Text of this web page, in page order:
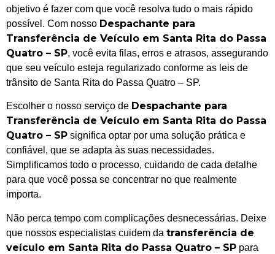
objetivo é fazer com que você resolva tudo o mais rápido
possível. Com nosso Despachante para
Transferência de Veículo em Santa Rita do Passa
Quatro – SP, você evita filas, erros e atrasos, assegurando
que seu veículo esteja regularizado conforme as leis de
trânsito de Santa Rita do Passa Quatro – SP.
Escolher o nosso serviço de Despachante para
Transferência de Veículo em Santa Rita do Passa
Quatro – SP significa optar por uma solução prática e
confiável, que se adapta às suas necessidades.
Simplificamos todo o processo, cuidando de cada detalhe
para que você possa se concentrar no que realmente
importa.
Não perca tempo com complicações desnecessárias. Deixe
que nossos especialistas cuidem da transferência de
veículo em Santa Rita do Passa Quatro – SP para